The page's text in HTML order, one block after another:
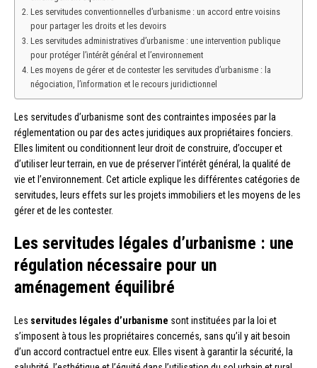
Les servitudes conventionnelles d’urbanisme : un accord entre voisins
pour partager les droits et les devoirs
Les servitudes administratives d’urbanisme : une intervention publique
pour protéger l’intérêt général et l’environnement
Les moyens de gérer et de contester les servitudes d’urbanisme : la
négociation, l’information et le recours juridictionnel
Les servitudes d’urbanisme sont des contraintes imposées par la
réglementation ou par des actes juridiques aux propriétaires fonciers.
Elles limitent ou conditionnent leur droit de construire, d’occuper et
d’utiliser leur terrain, en vue de préserver l’intérêt général, la qualité de
vie et l’environnement. Cet article explique les différentes catégories de
servitudes, leurs effets sur les projets immobiliers et les moyens de les
gérer et de les contester.
Les servitudes légales d’urbanisme : une
régulation nécessaire pour un
aménagement équilibré
Les servitudes légales d’urbanisme sont instituées par la loi et
s’imposent à tous les propriétaires concernés, sans qu’il y ait besoin
d’un accord contractuel entre eux. Elles visent à garantir la sécurité, la